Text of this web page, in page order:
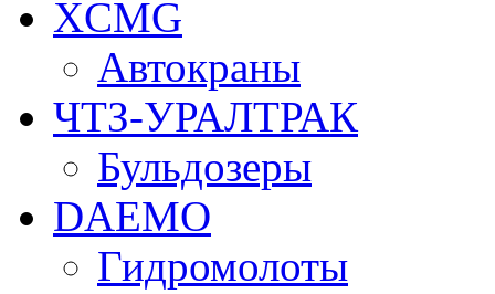
XCMG
Автокраны
ЧТЗ-УРАЛТРАК
Бульдозеры
DAEMO
Гидромолоты